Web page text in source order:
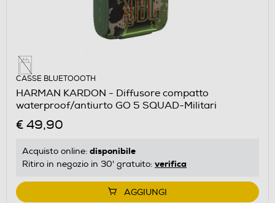
CASSE BLUETOOOTH
HARMAN KARDON - Diffusore compatto
waterproof/antiurto GO 5 SQUAD-Militari
€ 49,90
Acquisto online: disponibile
Ritiro in negozio in 30' gratuito: verifica
AGGIUNGI